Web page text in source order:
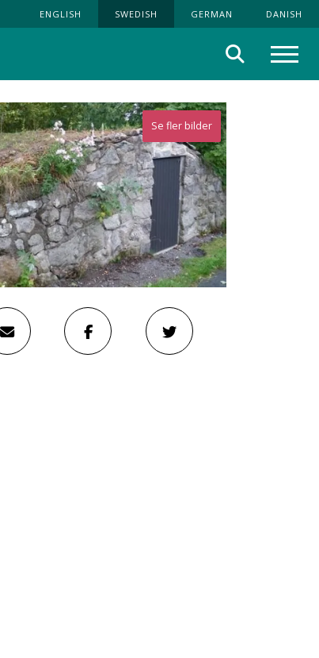
ENGLISH SWEDISH GERMAN DANISH
Sök
Se fler bilder